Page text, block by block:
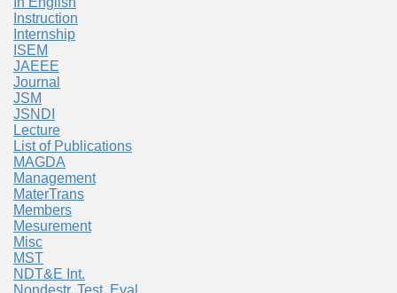
Instruction
Internship
ISEM
JAEEE
Journal
JSM
JSNDI
Lecture
List of Publications
MAGDA
Management
MaterTrans
Members
Mesurement
Misc
MST
NDT&E Int.
Nondestr. Test. Eval.